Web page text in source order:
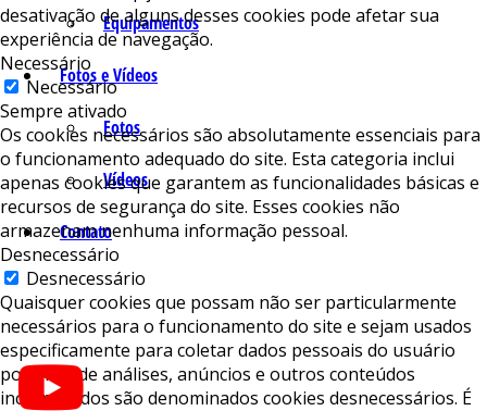
Equipamentos
Fotos e Vídeos
Fotos
Vídeos
Contato
desativação de alguns desses cookies pode afetar sua
experiência de navegação.
Necessário
Necessário
Sempre ativado
Os cookies necessários são absolutamente essenciais para
o funcionamento adequado do site. Esta categoria inclui
apenas cookies que garantem as funcionalidades básicas e
recursos de segurança do site. Esses cookies não
armazenam nenhuma informação pessoal.
Desnecessário
Desnecessário
Quaisquer cookies que possam não ser particularmente
necessários para o funcionamento do site e sejam usados ​​
especificamente para coletar dados pessoais do usuário
por meio de análises, anúncios e outros conteúdos
incorporados são denominados cookies desnecessários. É